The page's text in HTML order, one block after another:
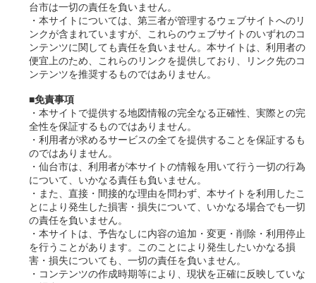
台市は一切の責任を負いません。
・本サイトについては、第三者が管理するウェブサイトへのリ
ンクが含まれていますが、これらのウェブサイトのいずれのコ
ンテンツに関しても責任を負いません。本サイトは、利用者の
便宜上のため、これらのリンクを提供しており、リンク先のコ
ンテンツを推奨するものではありません。
■免責事項
・本サイトで提供する地図情報の完全なる正確性、実際との完
全性を保証するものではありません。
・利用者が求めるサービスの全てを提供することを保証するも
のではありません。
・仙台市は、利用者が本サイトの情報を用いて行う一切の行為
について、いかなる責任も負いません。
・また、直接・間接的な理由を問わず、本サイトを利用したこ
とにより発生した損害・損失について、いかなる場合でも一切
の責任を負いません。
・本サイトは、予告なしに内容の追加・変更・削除・利用停止
を行うことがあります。このことにより発生したいかなる損
害・損失についても、一切の責任を負いません。
・コンテンツの作成時期等により、現状を正確に反映していな